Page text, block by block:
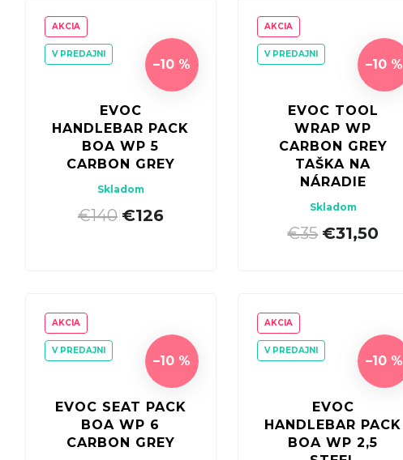
AKCIA
V PREDAJNI
–10 %
EVOC
HANDLEBAR PACK
BOA WP 5
CARBON GREY
Skladom
€140| €126
AKCIA
V PREDAJNI
–10 %
EVOC TOOL
WRAP WP
CARBON GREY
TAŠKA NA
NÁRADIE
Skladom
€35| €31,50
AKCIA
V PREDAJNI
–10 %
EVOC SEAT PACK
BOA WP 6
CARBON GREY
AKCIA
V PREDAJNI
–10 %
EVOC
HANDLEBAR PACK
BOA WP 2,5